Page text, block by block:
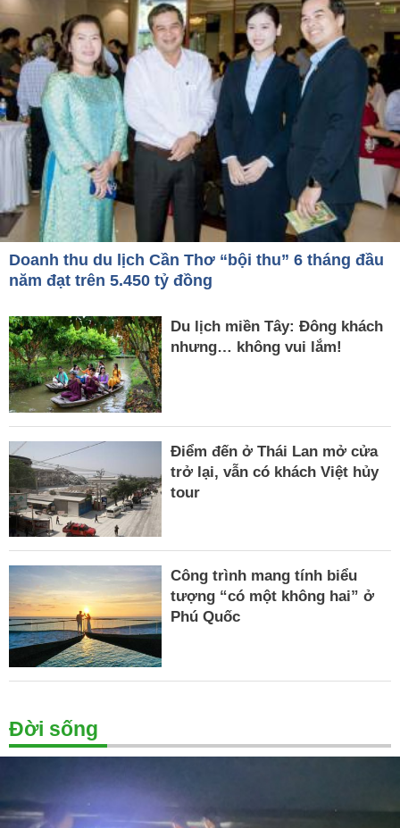
Doanh thu du lịch Cần Thơ “bội thu” 6 tháng đầu
năm đạt trên 5.450 tỷ đồng
Du lịch miền Tây: Đông khách
nhưng… không vui lắm!
Điểm đến ở Thái Lan mở cửa
trở lại, vẫn có khách Việt hủy
tour
Công trình mang tính biểu
tượng “có một không hai” ở
Phú Quốc
Đời sống